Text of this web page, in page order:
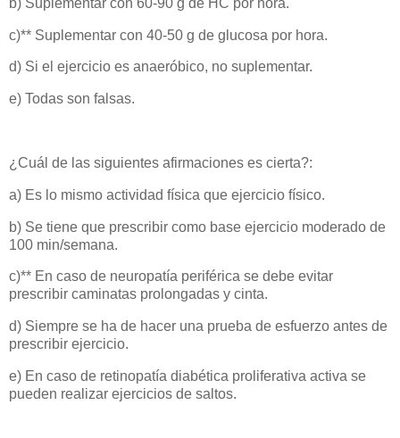
c)** Suplementar con 40-50 g de glucosa por hora.
d) Si el ejercicio es anaeróbico, no suplementar.
e) Todas son falsas.
¿Cuál de las siguientes afirmaciones es cierta?:
a) Es lo mismo actividad física que ejercicio físico.
b) Se tiene que prescribir como base ejercicio moderado de
100 min/semana.
c)** En caso de neuropatía periférica se debe evitar
prescribir caminatas prolongadas y cinta.
d) Siempre se ha de hacer una prueba de esfuerzo antes de
prescribir ejercicio.
e) En caso de retinopatía diabética proliferativa activa se
pueden realizar ejercicios de saltos.